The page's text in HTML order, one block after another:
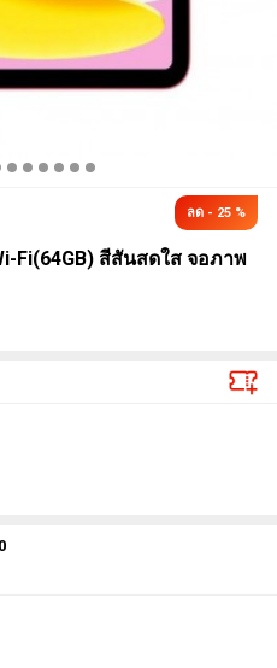
ลด - 25 %
Fi(64GB) สีสันสดใส จอภาพ